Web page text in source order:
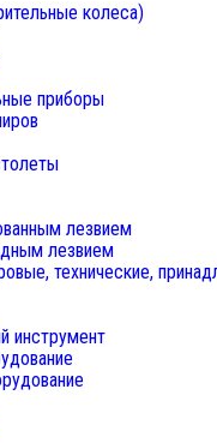
колеса)
приборы
лезвием
лезвием
технические,
инструмент